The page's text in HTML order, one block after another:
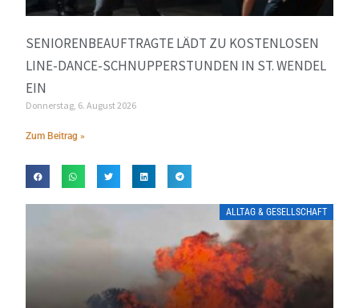
SENIORENBEAUFTRAGTE LÄDT ZU KOSTENLOSEN
LINE-DANCE-SCHNUPPERSTUNDEN IN ST. WENDEL
EIN
Donnerstag, 6. August 2026
Zum Beitrag »
ALLTAG & GESELLSCHAFT